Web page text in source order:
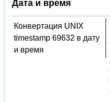
Дата и время
Конвертация UNIX
timestamp 69632 в дату
и время